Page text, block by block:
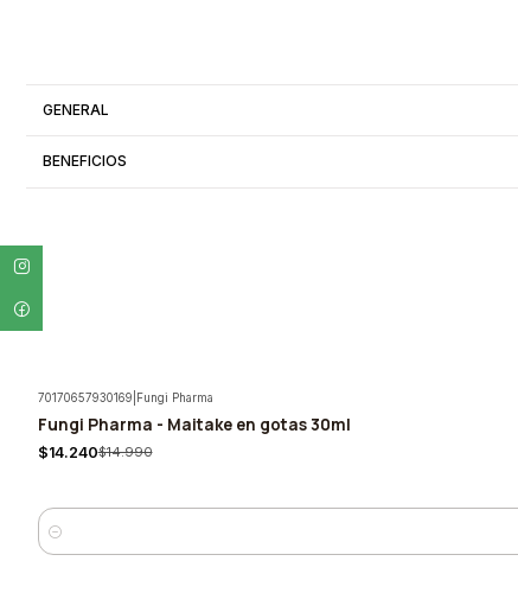
GENERAL
BENEFICIOS
-5%
70170657930169 Fungi Pharma
Fungi Pharma - Maitake en gotas 30ml
$14.240$14.990
Cantidad